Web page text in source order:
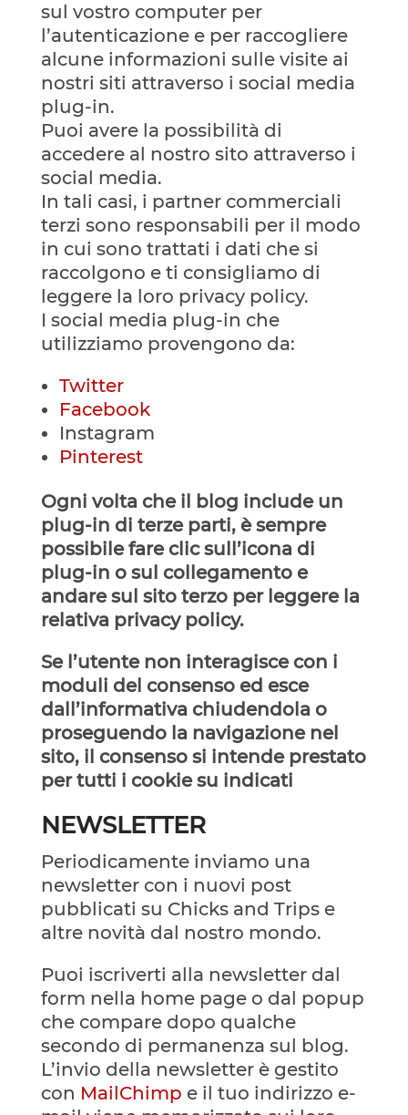
sul vostro computer per
l’autenticazione e per raccogliere
alcune informazioni sulle visite ai
nostri siti attraverso i social media
plug-in.
Puoi avere la possibilità di
accedere al nostro sito attraverso i
social media.
In tali casi, i partner commerciali
terzi sono responsabili per il modo
in cui sono trattati i dati che si
raccolgono e ti consigliamo di
leggere la loro privacy policy.
I social media plug-in che
utilizziamo provengono da:
Twitter
Facebook
Instagram
Pinterest
Ogni volta che il blog include un
plug-in di terze parti, è sempre
possibile fare clic sull’icona di
plug-in o sul collegamento e
andare sul sito terzo per leggere la
relativa privacy policy.
Se l’utente non interagisce con i
moduli del consenso ed esce
dall’informativa chiudendola o
proseguendo la navigazione nel
sito, il consenso si intende prestato
per tutti i cookie su indicati
NEWSLETTER
Periodicamente inviamo una
newsletter con i nuovi post
pubblicati su Chicks and Trips e
altre novità dal nostro mondo.
Puoi iscriverti alla newsletter dal
form nella home page o dal popup
che compare dopo qualche
secondo di permanenza sul blog.
L’invio della newsletter è gestito
con MailChimp e il tuo indirizzo e-